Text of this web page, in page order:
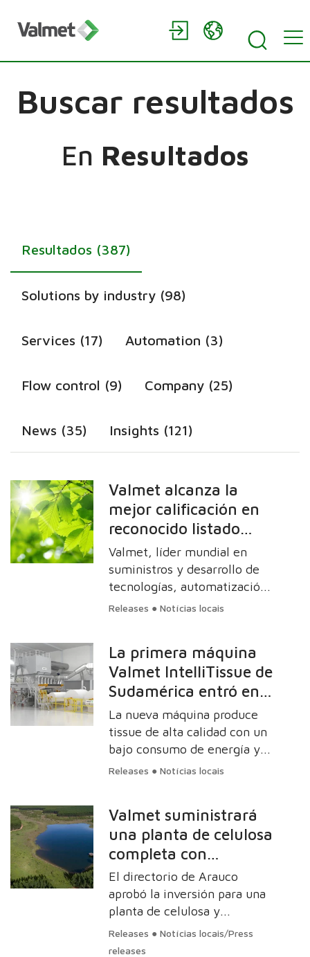
Buscar resultados
En Resultados
Resultados (387)
Solutions by industry (98)
Services (17) Automation (3)
Flow control (9) Company (25)
News (35) Insights (121)
Valmet alcanza la
mejor calificación en
reconocido listado
climático CDP por
segundo año
consecutivo
Valmet, líder mundial en
suministros y desarrollo de
tecnologías, automatización
y servicios para las industrias
su trabajo en reducir el
impacto del cambio climático
al recibir la mejor calificación
A en la lista CDP.
Releases ● Notícias locais
La primera máquina
Valmet IntelliTissue de
Sudamérica entró en
funcionamiento con
éxito
La nueva máquina produce
tissue de alta calidad con un
bajo consumo de energía y
materias primas,
y eficacia de secado. Se
estima que la producción de
la empresa aumentará en
30.000 toneladas anuales.
Releases ● Notícias locais
Valmet suministrará
una planta de celulosa
completa con
soluciones de
automatización y
control de flujo a
Arauco en Brasil
El directorio de Arauco
aprobó la inversión para una
planta de celulosa y
seleccionó a Valmet como
único proveedor del proyecto.
Releases ● Notícias locais/Press
releases